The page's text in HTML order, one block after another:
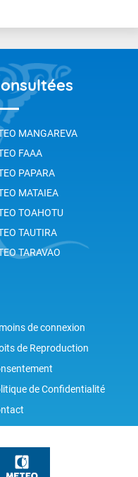
MANGAREVA
FAAA
PAPARA
MATAIEA
TOAHOTU
TAUTIRA
TARAVAO
de connexion
de Reproduction
de Confidentialité